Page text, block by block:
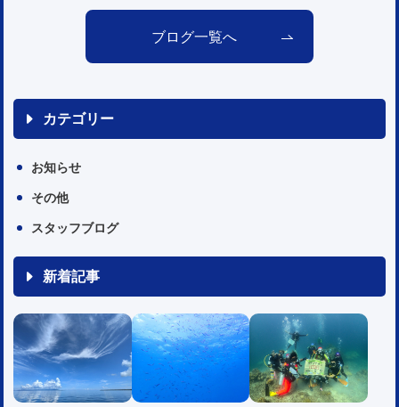
ブログ一覧へ
カテゴリー
お知らせ
その他
スタッフブログ
新着記事